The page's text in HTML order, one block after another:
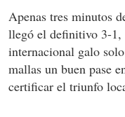
Apenas tres minutos
llegó el definitivo 3-
internacional galo
mallas un buen pase
certificar el triunfo